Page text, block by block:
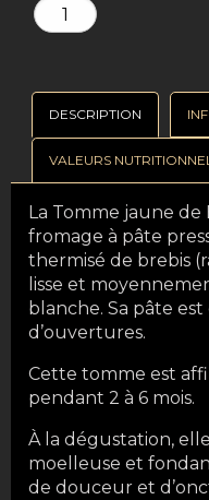
DESCRIPTION
VALEURS
La Tomme jaune
fromage à pâte
thermisé de brebis
lisse et
blanche. Sa pâte
d’ouvertures.
Cette tomme est
pendant 2 à 6 mois.
À la dégustation,
moelleuse et
de douceur et